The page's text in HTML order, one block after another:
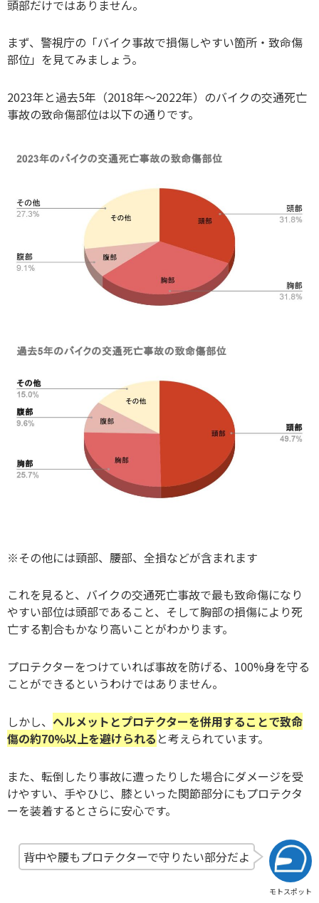
頭部だけではありません。
まず、警視庁の「バイク事故で損傷しやすい箇所・致命傷
部位」を見てみましょう。
2023年と過去5年（2018年〜2022年）のバイクの交通死亡
事故の致命傷部位は以下の通りです。
※その他には頸部、腰部、全損などが含まれます
これを見ると、バイクの交通死亡事故で最も致命傷になり
やすい部位は頭部であること、そして胸部の損傷により死
亡する割合もかなり高いことがわかります。
プロテクターをつけていれば事故を防げる、100%身を守る
ことができるというわけではありません。
しかし、 ヘルメットとプロテクターを併用することで致命
傷の約70%以上を避けられる と考えられています。
また、転倒したり事故に遭ったりした場合にダメージを受
けやすい、手やひじ、膝といった関節部分にもプロテクタ
ーを装着するとさらに安心です。
モトスポット
背中や腰もプロテクターで守りたい部分だよ